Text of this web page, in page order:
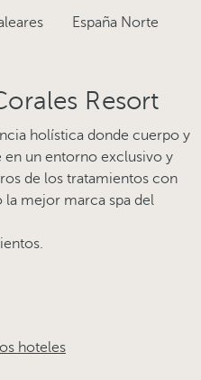
España Norte
Resort
holística donde cuerpo y
en un entorno exclusivo y
de los tratamientos con
la mejor marca spa del
hoteles